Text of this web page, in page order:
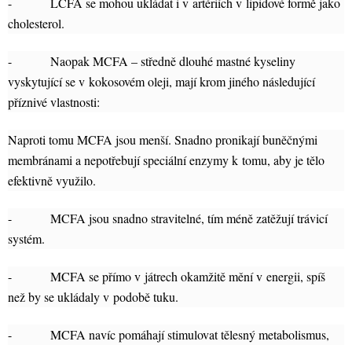
cholesterol.
- Naopak MCFA – středně dlouhé mastné kyseliny
vyskytující se v kokosovém oleji, mají krom jiného následující
příznivé vlastnosti:
Naproti tomu MCFA jsou menší. Snadno pronikají buněčnými
membránami a nepotřebují speciální enzymy k tomu, aby je tělo
efektivně využilo.
- MCFA jsou snadno stravitelné, tím méně zatěžují trávicí
systém.
- MCFA se přímo v játrech okamžitě mění v energii, spíš
než by se ukládaly v podobě tuku.
- MCFA navíc pomáhají stimulovat tělesný metabolismus,